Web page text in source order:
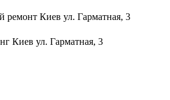
ремонт Киев ул. Гарматная, 3
Киев ул. Гарматная, 3